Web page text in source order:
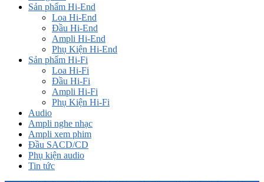
Sản phẩm Hi-End
Loa Hi-End
Đầu Hi-End
Ampli Hi-End
Phụ Kiện Hi-End
Sản phẩm Hi-Fi
Loa Hi-Fi
Đầu Hi-Fi
Ampli Hi-Fi
Phụ Kiện Hi-Fi
Audio
Ampli nghe nhạc
Ampli xem phim
Đầu SACD/CD
Phụ kiện audio
Tin tức